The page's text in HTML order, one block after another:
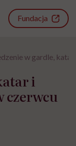
Fundacja
w gardle,
i
czerwcu